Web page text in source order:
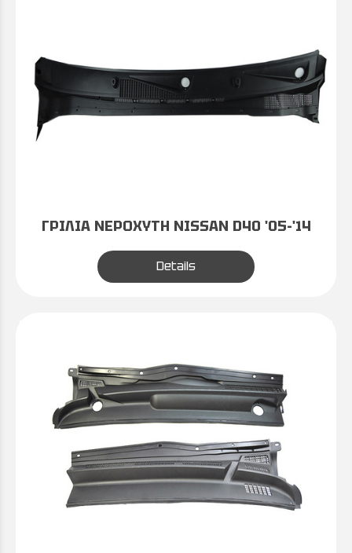
ΓΡΙΛΙΑ ΝΕΡΟΧΥΤΗ NISSAN D40 '05-'14
Details